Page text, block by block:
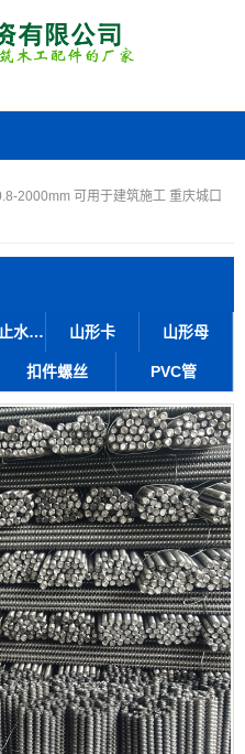
2000mm 可用于建筑施工 重庆城口
三段式止水丝杆 山形卡 山形母
扣件螺丝 PVC管